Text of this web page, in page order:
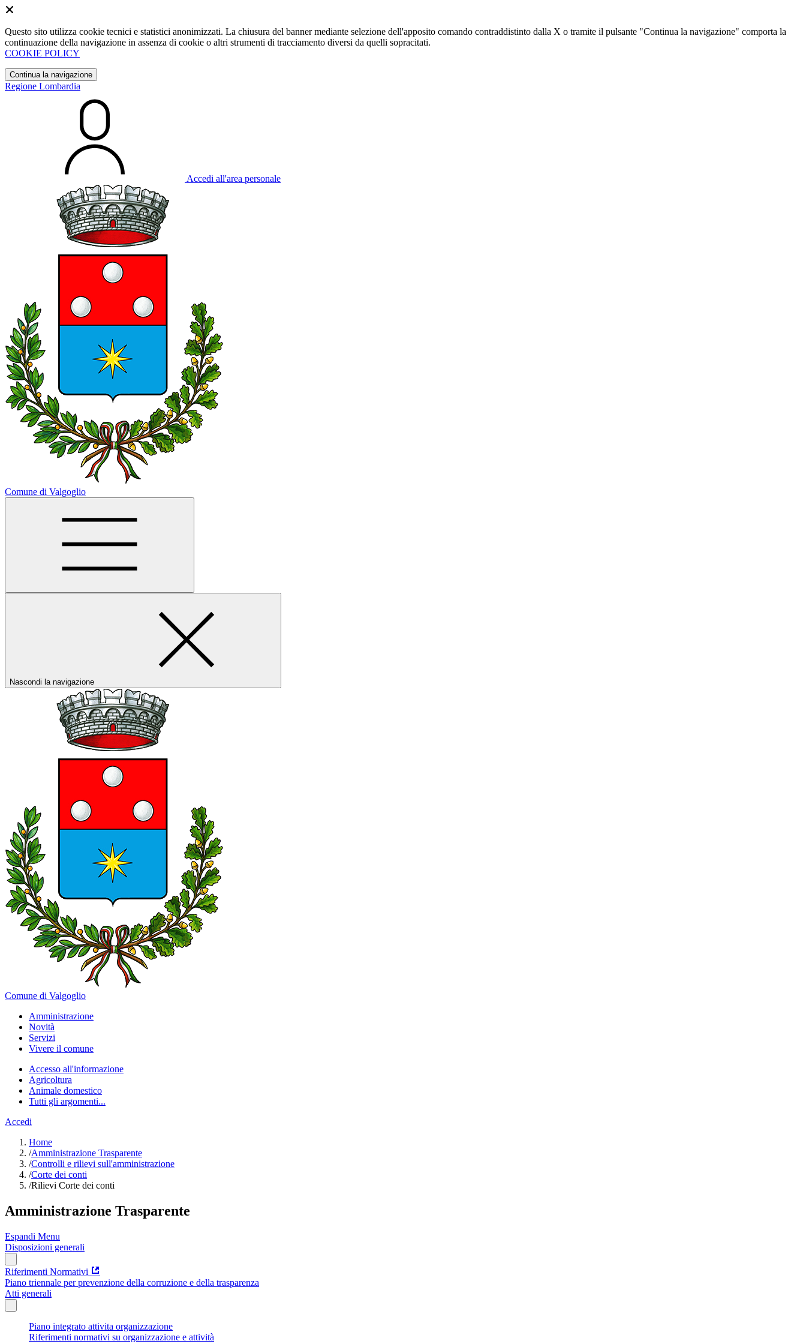
Questo sito utilizza cookie tecnici e statistici anonimizzati. La chiusura del banner mediante selezione dell'apposito comando contraddistinto dalla X o tramite il pulsante "Continua la navigazione" comporta la
continuazione della navigazione in assenza di cookie o altri strumenti di tracciamento diversi da quelli sopracitati.
COOKIE POLICY
Continua la navigazione
Regione Lombardia
Accedi all'area personale
Comune di Valgoglio
Nascondi la navigazione
Comune di Valgoglio
Amministrazione
Novità
Servizi
Vivere il comune
Accesso all'informazione
Agricoltura
Animale domestico
Tutti gli argomenti...
Accedi
Home
/Amministrazione Trasparente
/Controlli e rilievi sull'amministrazione
/Corte dei conti
/Rilievi Corte dei conti
Amministrazione Trasparente
Espandi Menu
Disposizioni generali
Riferimenti Normativi
Piano triennale per prevenzione della corruzione e della trasparenza
Atti generali
Piano integrato attivita organizzazione
Riferimenti normativi su organizzazione e attività